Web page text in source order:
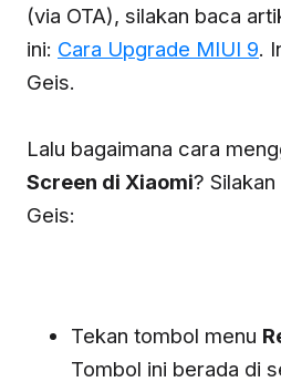
(via OTA), silakan baca
ini: Cara Upgrade MIUI 9.
Geis.
Lalu bagaimana cara
Screen di Xiaomi?
Geis:
Tekan tombol menu
Tombol ini berada di